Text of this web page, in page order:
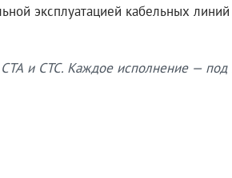
эксплуатацией кабельных
и СТС. Каждое исполнение — под